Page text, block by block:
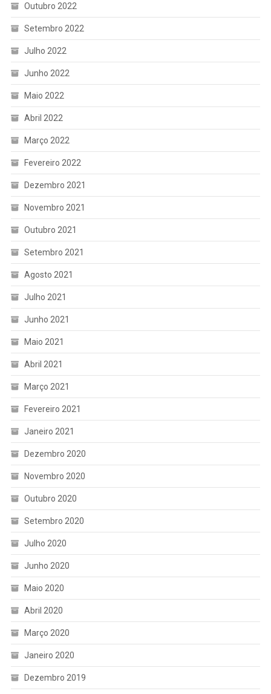
Outubro 2022
Setembro 2022
Julho 2022
Junho 2022
Maio 2022
Abril 2022
Março 2022
Fevereiro 2022
Dezembro 2021
Novembro 2021
Outubro 2021
Setembro 2021
Agosto 2021
Julho 2021
Junho 2021
Maio 2021
Abril 2021
Março 2021
Fevereiro 2021
Janeiro 2021
Dezembro 2020
Novembro 2020
Outubro 2020
Setembro 2020
Julho 2020
Junho 2020
Maio 2020
Abril 2020
Março 2020
Janeiro 2020
Dezembro 2019